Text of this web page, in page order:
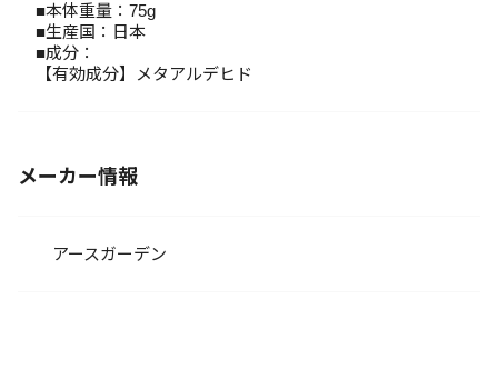
■本体重量：75g
■生産国：日本
■成分：
【有効成分】メタアルデヒド
メーカー情報
アースガーデン